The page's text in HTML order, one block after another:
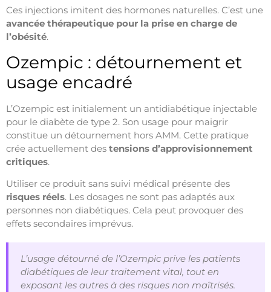
Ces injections imitent des hormones naturelles. C’est une
avancée thérapeutique pour la prise en charge de
l’obésité.
Ozempic : détournement et
usage encadré
L’Ozempic est initialement un antidiabétique injectable
pour le diabète de type 2. Son usage pour maigrir
constitue un détournement hors AMM. Cette pratique
crée actuellement des tensions d’approvisionnement
critiques.
Utiliser ce produit sans suivi médical présente des
risques réels. Les dosages ne sont pas adaptés aux
personnes non diabétiques. Cela peut provoquer des
effets secondaires imprévus.
L’usage détourné de l’Ozempic prive les patients
diabétiques de leur traitement vital, tout en
exposant les autres à des risques non maîtrisés.